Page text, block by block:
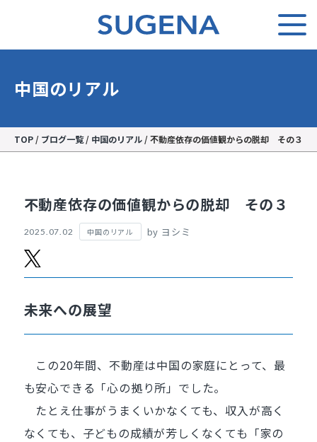
中国のリアル
TOP / ブログ一覧/ 中国のリアル /不動産依存の価値観からの脱却 その３
不動産依存の価値観からの脱却 その３
2025.07.02 中国のリアル by ヨシミ
未来への展望
この20年間、不動産は中国の家庭にとって、最
も安心できる「心の拠り所」でした。
たとえ仕事がうまくいかなくても、収入が高く
なくても、子どもの成績が芳しくなくても「家の